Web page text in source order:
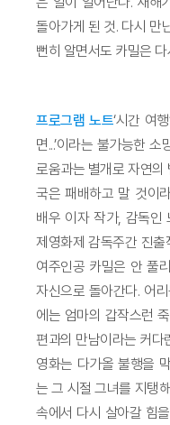
돌아가게 된 것. 다시 만
뻔히 알면서도 카밀은
프로그램 노트‘시간 여
면...’이라는 불가능한
로움과는 별개로 자연의
국은 패배하고 말 것이
배우 이자 작가, 감독인
제영화제 감독주간 진
여주인공 카밀은 안 풀
자신으로 돌아간다. 어
에는 엄마의 갑작스런
편과의 만남이라는 커다
영화는 다가올 불행을
는 그 시절 그녀를 지탱
속에서 다시 살아갈 힘